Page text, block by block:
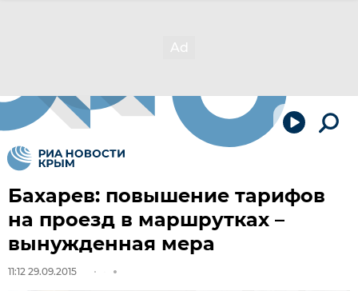
Бахарев: повышение тарифов
на проезд в маршрутках –
вынужденная мера
11:12 29.09.2015